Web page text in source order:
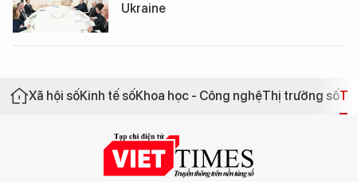
Ukraine
Xã hội sốKinh tế sốKhoa học - Công nghệThị trường số